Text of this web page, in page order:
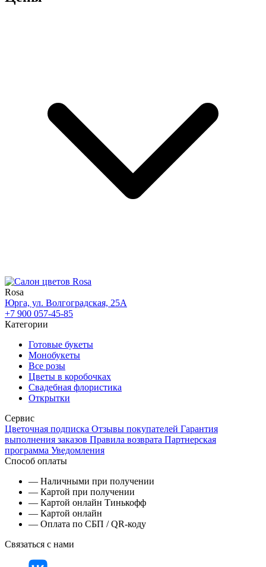
Rosa
Юрга, ул. Волгоградская, 25А
+7 900 057-45-85
Категории
Готовые букеты
Монобукеты
Все розы
Цветы в коробочках
Свадебная флористика
Открытки
Сервис
Цветочная подписка Отзывы покупателей Гарантия
выполнения заказов Правила возврата Партнерская
программа Уведомления
Способ оплаты
— Наличными при получении
— Картой при получении
— Картой онлайн Тинькофф
— Картой онлайн
— Оплата по СБП / QR-коду
Связаться с нами